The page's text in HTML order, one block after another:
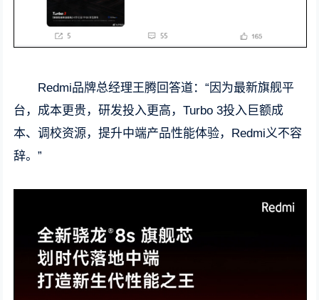
Redmi品牌总经理王腾回答道：“因为最新旗舰平
台，成本更贵，研发投入更高，Turbo 3投入巨额成
本、调校资源，提升中端产品性能体验，Redmi义不容
辞。”